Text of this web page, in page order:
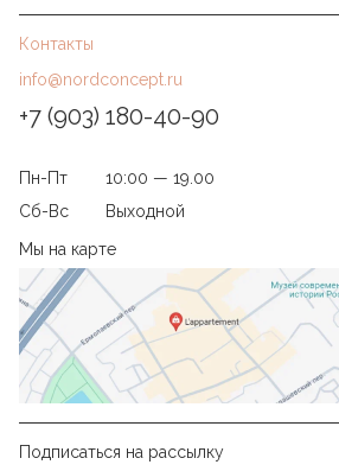
Контакты
info@nordconcept.ru
+7 (903) 180-40-90
Пн-Пт
10:00 — 19.00
Сб-Вс
Выходной
Мы на карте
Подписаться на рассылку